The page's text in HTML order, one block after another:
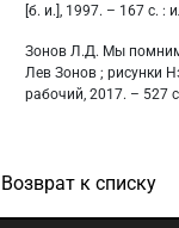
[б. и.], 1997. – 167 с. :
Зонов Л.Д. Мы
Лев Зонов ; рисунки
рабочий, 2017. – 527
Возврат к списку